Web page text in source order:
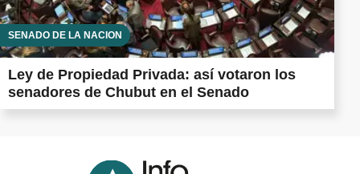
SENADO DE LA NACIÓN
Ley de Propiedad Privada: así votaron los
senadores de Chubut en el Senado